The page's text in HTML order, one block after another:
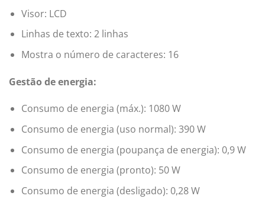
Visor: LCD
Linhas de texto: 2 linhas
Mostra o número de caracteres: 16
Gestão de energia:
Consumo de energia (máx.): 1080 W
Consumo de energia (uso normal): 390 W
Consumo de energia (poupança de energia): 0,9 W
Consumo de energia (pronto): 50 W
Consumo de energia (desligado): 0,28 W